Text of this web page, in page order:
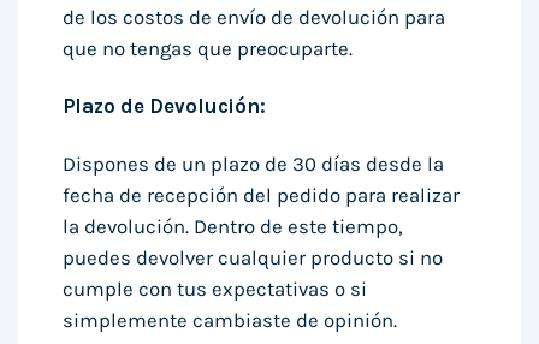
de los costos de envío de devolución para
que no tengas que preocuparte.
Plazo de Devolución:
Dispones de un plazo de 30 días desde la
fecha de recepción del pedido para realizar
la devolución. Dentro de este tiempo,
puedes devolver cualquier producto si no
cumple con tus expectativas o si
simplemente cambiaste de opinión.